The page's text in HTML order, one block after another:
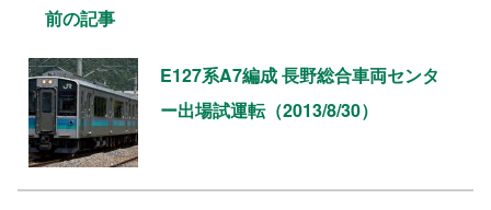
前の記事
E127系A7編成 長野総合車両センタ
ー出場試運転（2013/8/30）